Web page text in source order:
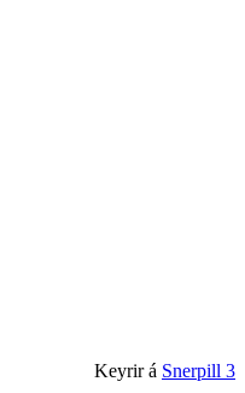
Keyrir á Snerpill 3